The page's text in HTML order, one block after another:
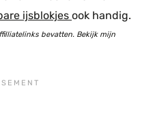
ijsblokjes ook handig.
bevatten. Bekijk mijn